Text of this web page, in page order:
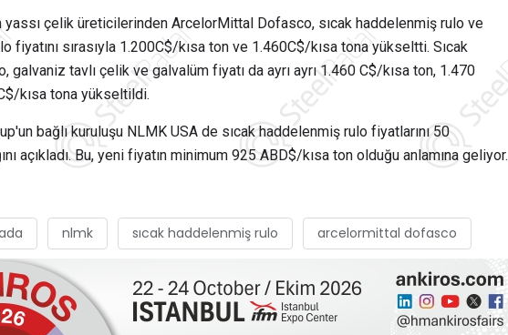
yassı çelik üreticilerinden ArcelorMittal Dofasco, sıcak haddelenmiş rulo ve
fiyatını sırasıyla 1.200C$/kısa ton ve 1.460C$/kısa tona yükseltti. Sıcak
galvaniz tavlı çelik ve galvalüm fiyatı da ayrı ayrı 1.460 C$/kısa ton, 1.470
kısa tona yükseltildi.
bağlı kuruluşu NLMK USA de sıcak haddelenmiş rulo fiyatlarını 50
açıkladı. Bu, yeni fiyatın minimum 925 ABD$/kısa ton olduğu anlamına geliyor.
nlmk sıcak haddelenmiş rulo arcelormittal dofasco